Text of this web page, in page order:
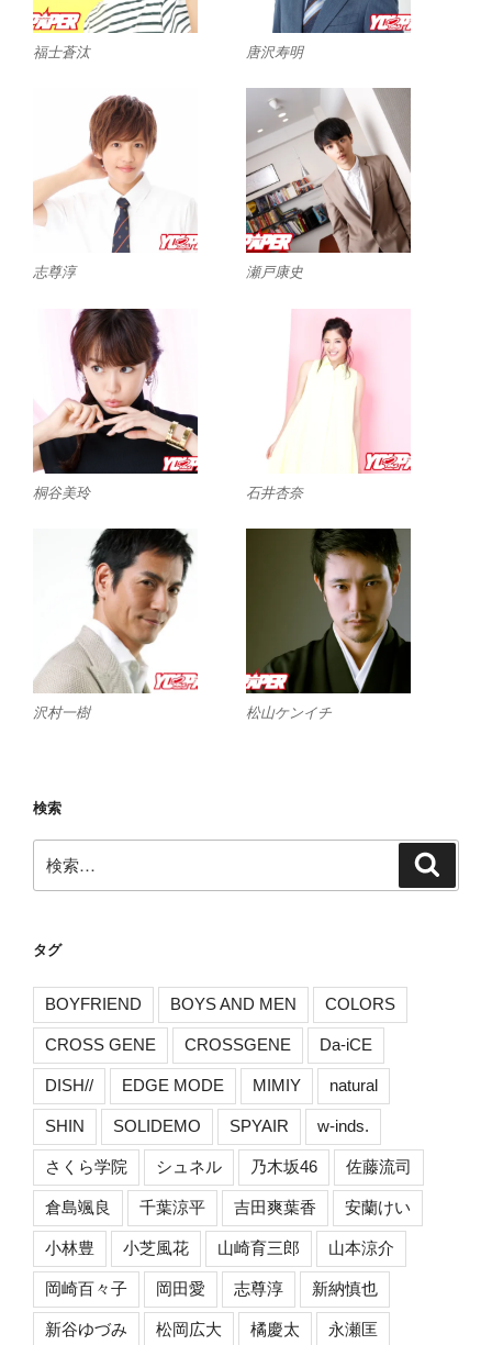
福士蒼汰 唐沢寿明
志尊淳 瀬戸康史
桐谷美玲 石井杏奈
沢村一樹 松山ケンイチ
検索
索:
タグ
BOYFRIEND BOYS AND MEN COLORS
CROSS GENE CROSSGENE Da-iCE
DISH// EDGE MODE MIMIY natural
SHIN SOLIDEMO SPYAIR w-inds.
さくら学院 シュネル 乃木坂46 佐藤流司
倉島颯良 千葉涼平 吉田爽葉香 安蘭けい
小林豊 小芝風花 山崎育三郎 山本涼介
岡崎百々子 岡田愛 志尊淳 新納慎也
新谷ゆづみ 松岡広大 橘慶太 永瀬匡